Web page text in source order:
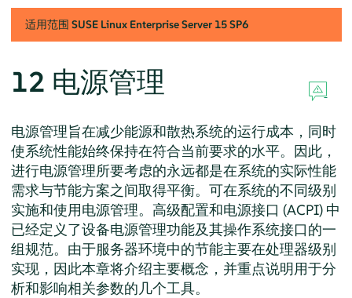
适用范围 SUSE Linux Enterprise Server 15 SP6
12 电源管理
电源管理旨在减少能源和散热系统的运行成本，同时
使系统性能始终保持在符合当前要求的水平。因此，
进行电源管理所要考虑的永远都是在系统的实际性能
需求与节能方案之间取得平衡。可在系统的不同级别
实施和使用电源管理。高级配置和电源接口 (ACPI) 中
已经定义了设备电源管理功能及其操作系统接口的一
组规范。由于服务器环境中的节能主要在处理器级别
实现，因此本章将介绍主要概念，并重点说明用于分
析和影响相关参数的几个工具。